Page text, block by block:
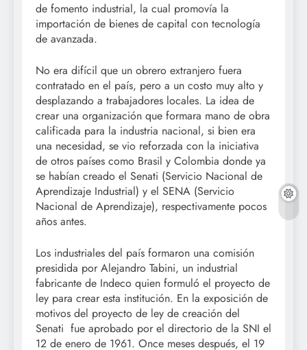
de fomento industrial, la cual promovía la
importación de bienes de capital con tecnología
de avanzada.
No era difícil que un obrero extranjero fuera
contratado en el país, pero a un costo muy alto y
desplazando a trabajadores locales. La idea de
crear una organización que formara mano de obra
calificada para la industria nacional, si bien era
una necesidad, se vio reforzada con la iniciativa
de otros países como Brasil y Colombia donde ya
se habían creado el Senati (Servicio Nacional de
Aprendizaje Industrial) y el SENA (Servicio
Nacional de Aprendizaje), respectivamente pocos
años antes.
Los industriales del país formaron una comisión
presidida por Alejandro Tabini, un industrial
fabricante de Indeco quien formuló el proyecto de
ley para crear esta institución. En la exposición de
motivos del proyecto de ley de creación del
Senati fue aprobado por el directorio de la SNI el
12 de enero de 1961. Once meses después, el 19